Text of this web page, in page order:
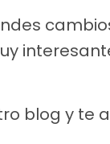
blog y te